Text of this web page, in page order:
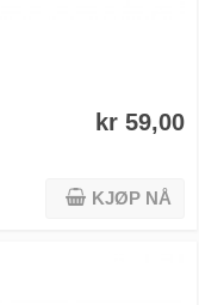
kr 59,00
KJØP NÅ